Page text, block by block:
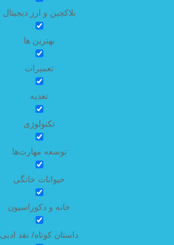
بلاکچین و ارز دیجیتال
بهترین ها
تعمیرات
تغذیه
تکنولوژی
توسعه مهارت‌ها
حیوانات خانگی
خانه و دکوراسیون
داستان کوتاه/ نقد ادبی